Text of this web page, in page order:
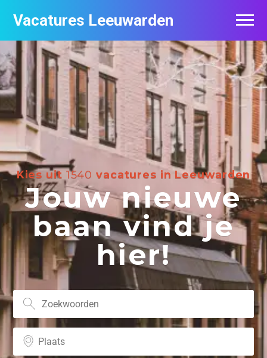
Vacatures Leeuwarden
Kies uit 1540 vacatures in Leeuwarden
Jouw nieuwe
baan vind je
hier!
Vacatures per bedrijf
De populairste vacatures in Leeuwarden
Nieuwsbrief feed